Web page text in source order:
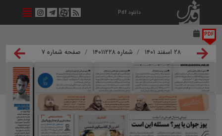
دانلود Pdf
PDF
۲۸ اسفند ۱۴۰۱ شماره ۱۴۰۱۱۲۲۸ صفحه شماره ۷